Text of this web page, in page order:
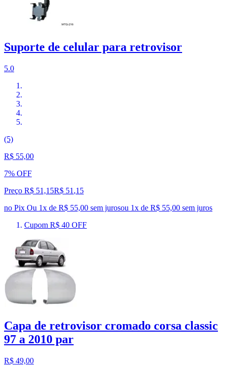
Suporte de celular para retrovisor
5.0
(5)
R$ 55,00
7% OFF
Preço R$ 51,15R$ 51 ,15
no Pix Ou 1x de R$ 55,00 sem jurosou 1x de R$ 55,00 sem juros
Cupom R$ 40 OFF
Capa de retrovisor cromado corsa classic
97 a 2010 par
R$ 49,00